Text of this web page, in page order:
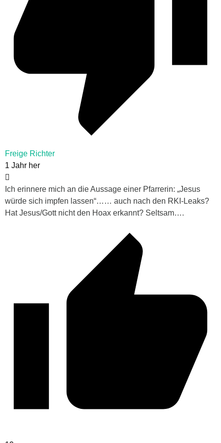
Freige Richter
1 Jahr her
Ich erinnere mich an die Aussage einer Pfarrerin: „Jesus
würde sich impfen lassen“…… auch nach den RKI-Leaks?
Hat Jesus/Gott nicht den Hoax erkannt? Seltsam….